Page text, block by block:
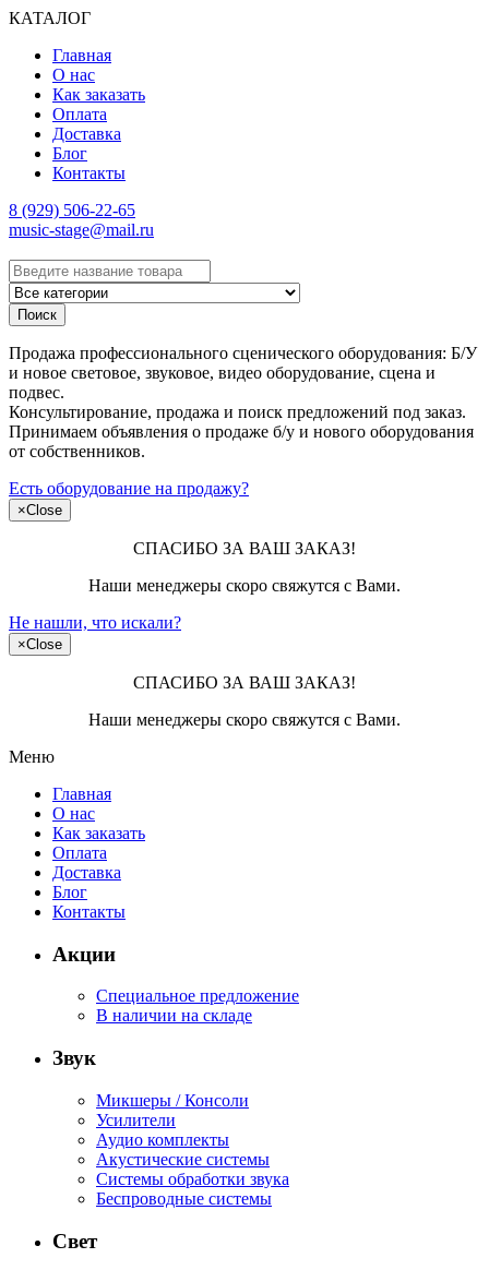
КАТАЛОГ
Главная
О нас
Как заказать
Оплата
Доставка
Блог
Контакты
8 (929) 506-22-65
music-stage@mail.ru
Поиск
Продажа профессионального сценического оборудования: Б/У
и новое световое, звуковое, видео оборудование, сцена и
подвес.
Консультирование, продажа и поиск предложений под заказ.
Принимаем объявления о продаже б/у и нового оборудования
от собственников.
Есть оборудование на продажу?
×Close
СПАСИБО ЗА ВАШ ЗАКАЗ!
Наши менеджеры скоро свяжутся с Вами.
Не нашли, что искали?
×Close
СПАСИБО ЗА ВАШ ЗАКАЗ!
Наши менеджеры скоро свяжутся с Вами.
Меню
Главная
О нас
Как заказать
Оплата
Доставка
Блог
Контакты
Акции
Специальное предложение
В наличии на складе
Звук
Микшеры / Консоли
Усилители
Аудио комплекты
Акустические системы
Системы обработки звука
Беспроводные системы
Свет